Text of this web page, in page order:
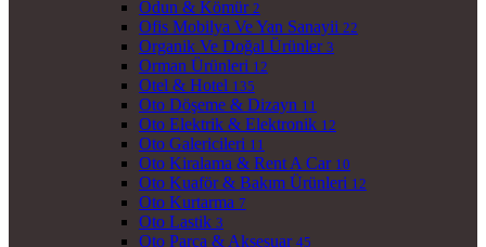
Odun & Kömür 2
Ofis Mobilya Ve Yan Sanayii 22
Organik Ve Doğal Ürünler 3
Orman Ürünleri 12
Otel & Hotel 135
Oto Döşeme & Dizayn 11
Oto Elektrik & Elektronik 12
Oto Galericileri 11
Oto Kiralama & Rent A Car 10
Oto Kuaför & Bakım Ürünleri 12
Oto Kurtarma 7
Oto Lastik 3
Oto Parça & Aksesuar 45